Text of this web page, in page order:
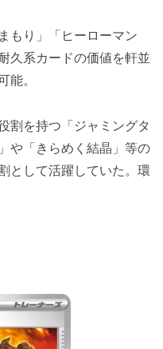
もり」「ヒーローマン
久系カードの価値を軒並
能。
割を持つ「ジャミングタ
や「きらめく結晶」等の
として活躍していた。環